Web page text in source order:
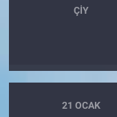
ÇIY
21 OCAK